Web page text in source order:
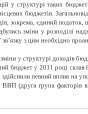
у структурі таких
бюджетів.
зокрема, єдиний
зміни у
з цим необхідно
у структурі доходів
бюджет у 2011 році
певний вплив на
ВВП (друга група